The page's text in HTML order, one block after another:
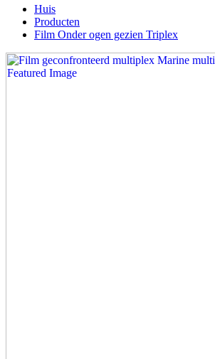
Huis
Producten
Film Onder ogen gezien Triplex